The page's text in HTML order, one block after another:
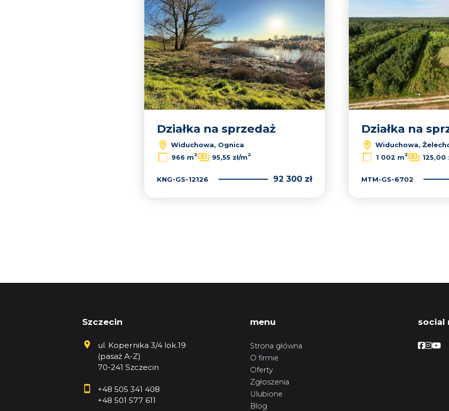
Działka na sprzedaż
Widuchowa, Ognica
966 m2 95,55 zł/m2
KNG-GS-12126 92 300 zł
Działka na
Widuchowa,
1 002 m2 125,00
MTM-GS-6702
Szczecin
ul. Kopernika 3/4 lok.19
(pasaż A-Z)
70-241 Szczecin
+48 505 341 408
+48 501 577 611
menu
Strona główna
O firmie
Oferty
Zgłoszenia
Ulubione
Blog
social